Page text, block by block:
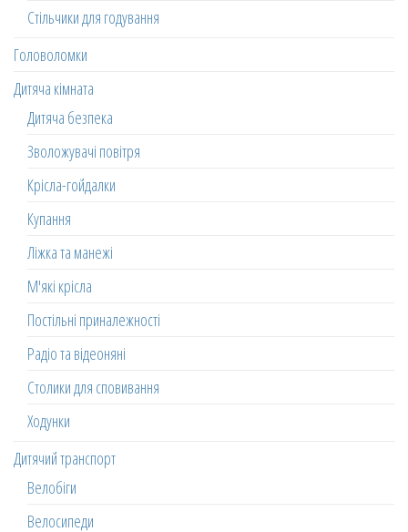
Стільчики для годування
Головоломки
Дитяча кімната
Дитяча безпека
Зволожувачі повітря
Крісла-гойдалки
Купання
Ліжка та манежі
М'які крісла
Постільні приналежності
Радіо та відеоняні
Столики для сповивання
Ходунки
Дитячий транспорт
Велобіги
Велосипеди